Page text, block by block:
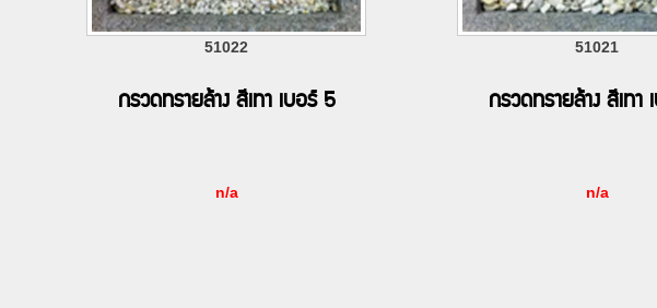
51022
กรวดทรายล้าง สีเทา เบอร์ 5
n/a
51021
กรวดทรายล้าง สีเทา
n/a